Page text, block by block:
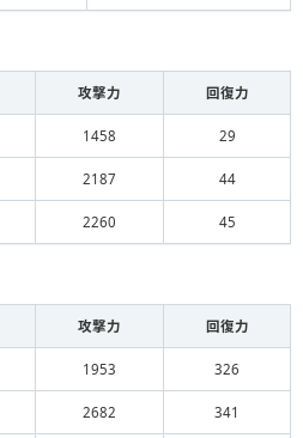
攻撃力 回復力
1458 29
2187 44
2260 45
攻撃力 回復力
1953 326
2682 341